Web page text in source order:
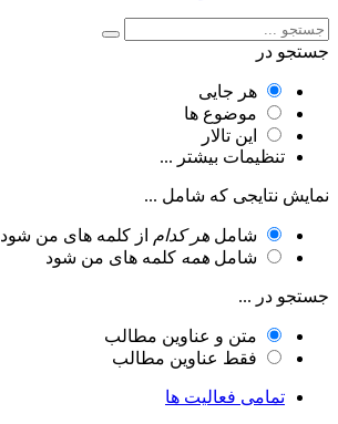
جستجو در
هر جایی
موضوع ها
این تالار
تنظیمات بیشتر ...
نمایش نتایجی که شامل ...
شامل هر کدام از کلمه های من شود
شامل همه کلمه های من شود
جستجو در ...
متن و عناوین مطالب
فقط عناوین مطالب
تمامی فعالیت ها